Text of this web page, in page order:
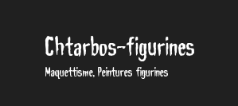
Chtarbos-figurines
Maquettisme, Peintures figurines